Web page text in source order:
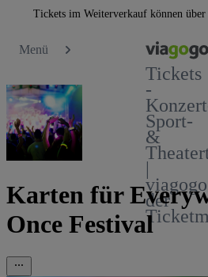
Tickets im Weiterverkauf können
Menü
Tickets
-
Sport-
&
|
viagogo
der
Karten für
Once Festival